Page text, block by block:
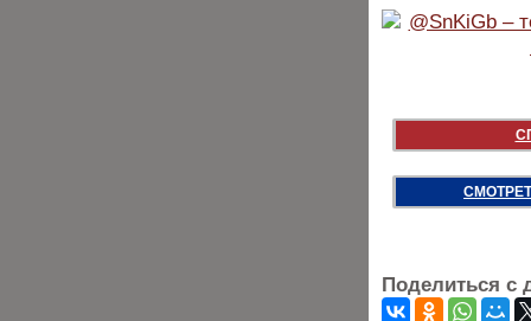
Поделиться с